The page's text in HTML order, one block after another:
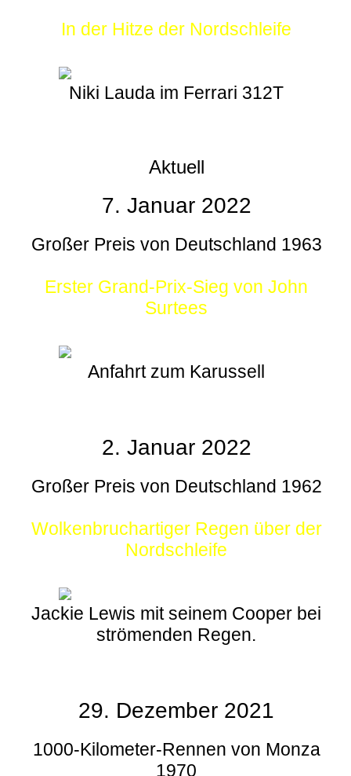
In der Hitze der Nordschleife
Niki Lauda im Ferrari 312T
Aktuell
7. Januar 2022
Großer Preis von Deutschland 1963
Erster Grand-Prix-Sieg von John
Surtees
Anfahrt zum Karussell
2. Januar 2022
Großer Preis von Deutschland 1962
Wolkenbruchartiger Regen über der
Nordschleife
Jackie Lewis mit seinem Cooper bei
strömenden Regen.
29. Dezember 2021
1000-Kilometer-Rennen von Monza
1970